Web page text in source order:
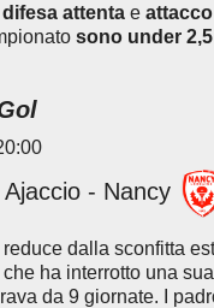
difesa attenta e
sono under
- Nancy
reduce dalla sconfitta
ha interrotto una
da 9 giornate. I